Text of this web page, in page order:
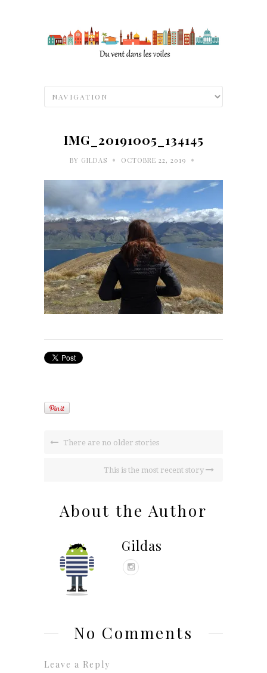
IMG_20191005_134145
BY GILDAS • OCTOBRE 22, 2019 •
There are no older stories
This is the most recent story
About the Author
Gildas
No Comments
Leave a Reply